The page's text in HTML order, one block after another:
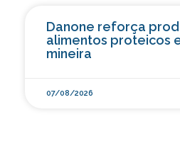
Danone reforça
alimentos proteicos
mineira
07/08/2026